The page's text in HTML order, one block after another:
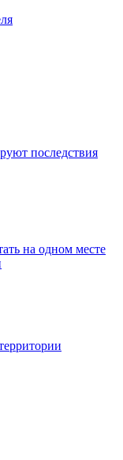
последствия
на одном месте